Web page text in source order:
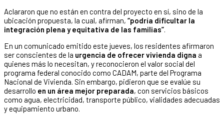
Aclararon que no están en contra del proyecto en sí, sino de la
ubicación propuesta, la cual, afirman, “podría dificultar la
integración plena y equitativa de las familias”.
En un comunicado emitido este jueves, los residentes afirmaron
ser conscientes de la urgencia de ofrecer vivienda digna a
quienes más lo necesitan, y reconocieron el valor social del
programa federal conocido como CADAM, parte del Programa
Nacional de Vivienda. Sin embargo, pidieron que se evalúe su
desarrollo en un área mejor preparada, con servicios básicos
como agua, electricidad, transporte público, vialidades adecuadas
y equipamiento urbano.